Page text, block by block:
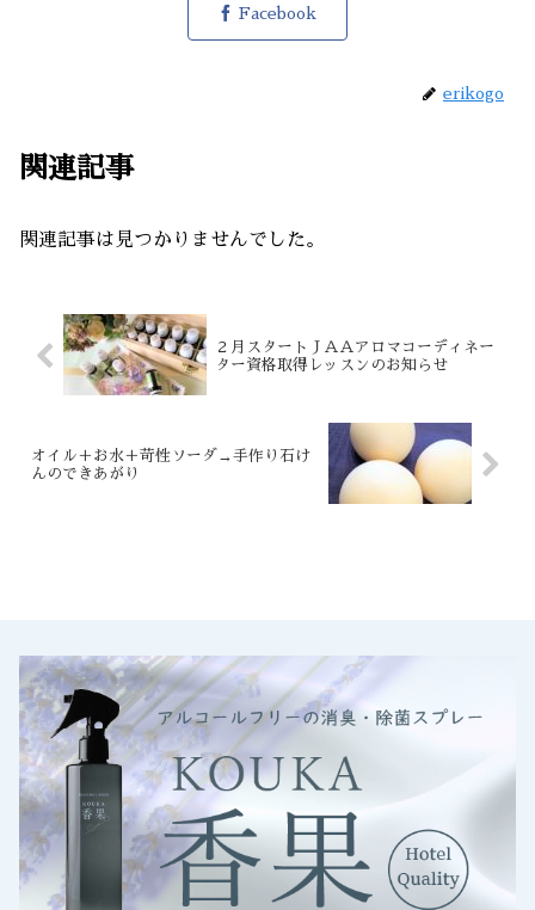
Facebook
erikogo
関連記事
関連記事は見つかりませんでした。
２月スタートＪＡＡアロマコーディネー
ター資格取得レッスンのお知らせ
オイル＋お水＋苛性ソーダ→手作り石け
んのできあがり